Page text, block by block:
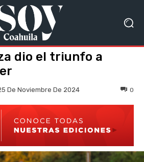
dio el triunfo a
De Noviembre De 2024 0